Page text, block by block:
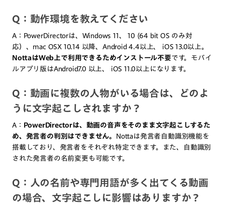
Q：動作環境を教えてください
A：PowerDirectorは、Windows 11、 10 (64 bit OS のみ対
応）、mac OSX 10.14 以降、Android 4.4以上、 iOS 13.0以上。
NottaはWeb上で利用できるためインストール不要です。モバイ
ルアプリ版はAndroid7.0 以上、 iOS 11.0以上になります。
Q：動画に複数の人物がいる場合は、どのよ
うに文字起こしされますか？
A： PowerDirectorは、動画の音声をそのまま文字起こしするた
め、発言者の判別はできません。 Nottaは発言者自動識別機能を
搭載しており、発言者をそれぞれ特定できます。また、自動識別
された発言者の名前変更も可能です。
Q：人の名前や専門用語が多く出てくる動画
の場合、文字起こしに影響はありますか？